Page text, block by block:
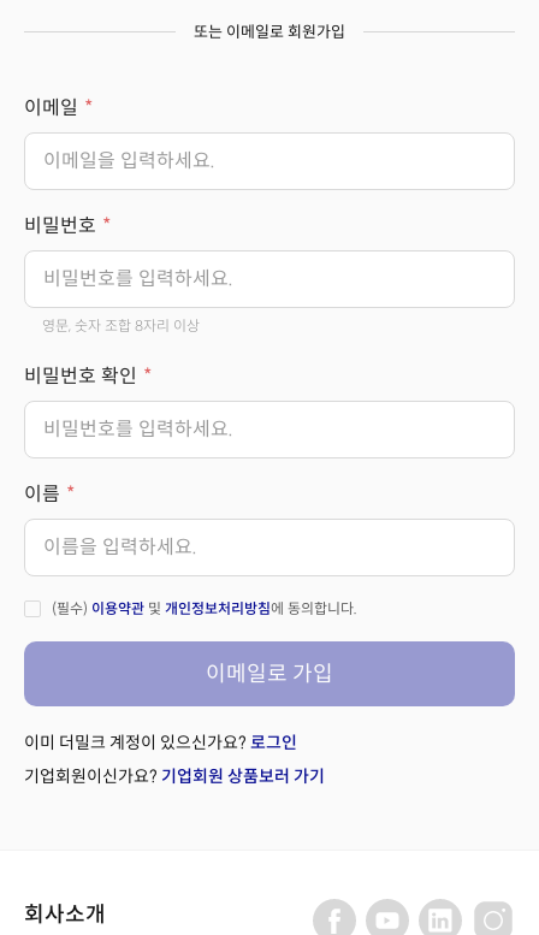
또는 이메일로 회원가입
이메일
비밀번호
영문, 숫자 조합 8자리 이상
비밀번호 확인
이름
(필수) 이용약관 및 개인정보처리방침에 동의합니다.
이메일로 가입
이미 더밀크 계정이 있으신가요? 로그인
기업회원이신가요? 기업회원 상품보러 가기
회사소개